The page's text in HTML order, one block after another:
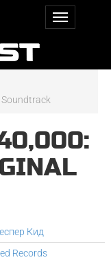
Кид
Records